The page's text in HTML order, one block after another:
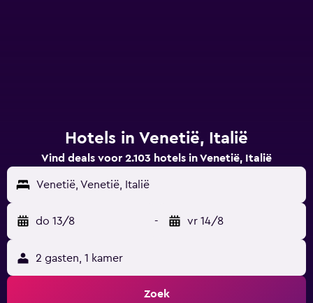
Hotels in Venetië, Italië
Vind deals voor 2.103 hotels in Venetië, Italië
Venetië, Venetië, Italië
do 13/8 - vr 14/8
2 gasten, 1 kamer
Zoek